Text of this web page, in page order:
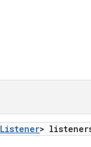
Listener>